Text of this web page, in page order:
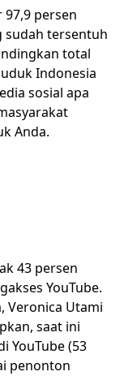
persen
sudah tersentuh
total
Indonesia
sosial apa
Anda.
43 persen
YouTube.
Veronica Utami
saat ini
YouTube (53
penonton